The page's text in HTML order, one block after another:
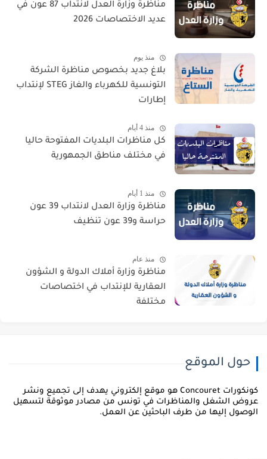
مناظرة وزارة العدل لانتداب 87 عون في
عديد الاختصاصات 2026
منذ يوم
بلاغ جديد بخصوص مناظرة الشركة
التونسية للكهرباء والغاز STEG لإنتداب
إطارات
منذ 4 أيام
كل مناظرات البلديات المفتوحة حاليا
في مختلف مناطق الجمهورية
منذ 1 أيام
مناظرة وزارة العدل لانتداب 39 عون
حراسة و39 عون تنظيف
منذ عام
مناظرة وزارة أملاك الدولة و الشؤون
العقارية للإنتداب في اختصاصات
مختلفة
حول الموقع
كونكورات Concouret هو موقع إلكتروني يهدف إلى تجميع ونشر
الشغل والمناظرات في تونس من مصادر موثوقة لتسهيل
إليها من طرف الباحثين عن العمل.